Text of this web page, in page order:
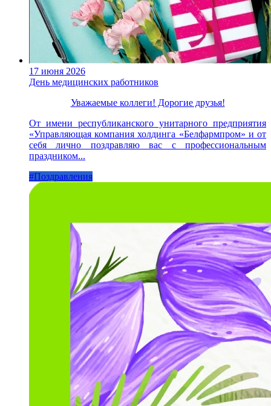
17 июня 2026
День медицинских работников
Уважаемые коллеги! Дорогие друзья!
От имени республиканского унитарного предприятия
«Управляющая компания холдинга «Белфармпром» и от
себя лично поздравляю вас с профессиональным
праздником...
#Поздравления